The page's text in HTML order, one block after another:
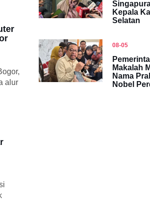
alur
Kepala
Selatan
08-05
Makalah
Nama
Nobel